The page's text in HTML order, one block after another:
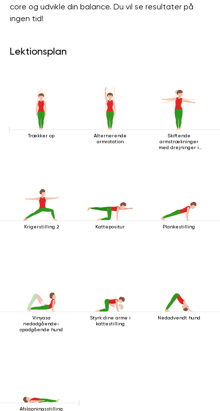
core og udvikle din balance. Du vil se resultater på
ingen tid!
Lektionsplan
Trækker op
Alternerende
armrotation
Skiftende
armstrækninger
med drejninger i
Krigerstilling 2 Kattepositur Plankestilling
Vinyasa
nedadgående-
opadgående hund
Styrk dine arme i
kattestilling
Nedadvendt hund
Afslapningsstilling